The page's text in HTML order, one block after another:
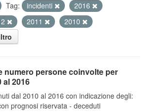
Tag: incidenti
2016
2011
2010
numero persone coinvolte per
al 2016
dal 2010 al 2016 con indicazione degli:
prognosi riservata - deceduti